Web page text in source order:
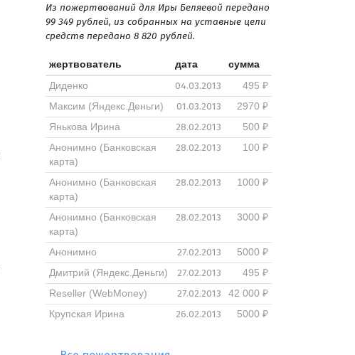
Из пожертвований для Иры Беляевой передано
99 349 рублей, из собранных на уставные цели
средств передано 8 820 рублей.
жертвователь дата
сумма
Диденко
04.03.2013
495 ₽
Максим (Яндекс.Деньги)
01.03.2013
2970 ₽
Янькова Ирина
28.02.2013
500 ₽
Анонимно (Банковская
карта)
28.02.2013 100 ₽
Анонимно (Банковская
карта)
28.02.2013 1000 ₽
Анонимно (Банковская
карта)
28.02.2013 3000 ₽
Aнонимно 27.02.2013
5000 ₽
Дмитрий (Яндекс.Деньги)
27.02.2013
495 ₽
Reseller (WebMoney)
27.02.2013
42 000 ₽
Крупская Ирина
26.02.2013 5000 ₽